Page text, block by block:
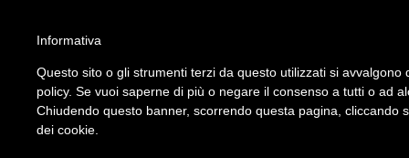
LOGIN | REGISTER
Home
Il carnevale dei delitti
Informativa
Questo sito o gli strumenti terzi da questo utilizzati si
policy. Se vuoi saperne di più o negare il consenso a tutti o ad
Chiudendo questo banner, scorrendo questa pagina, cliccando
dei cookie.